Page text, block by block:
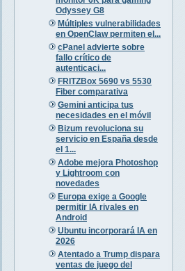
Odyssey G8
Múltiples vulnerabilidades
en OpenClaw permiten el...
cPanel advierte sobre
fallo crítico de
autenticaci...
FRITZBox 5690 vs 5530
Fiber comparativa
Gemini anticipa tus
necesidades en el móvil
Bizum revoluciona su
servicio en España desde
el 1...
Adobe mejora Photoshop
y Lightroom con
novedades
Europa exige a Google
permitir IA rivales en
Android
Ubuntu incorporará IA en
2026
Atentado a Trump dispara
ventas de juego del